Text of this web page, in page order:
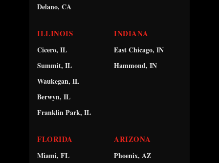
Delano, CA
ILLINOIS
Cicero, IL
Summit, IL
Waukegan, IL
Berwyn, IL
Franklin Park, IL
INDIANA
East Chicago, IN
Hammond, IN
FLORIDA
Miami, FL
ARIZONA
Phoenix, AZ